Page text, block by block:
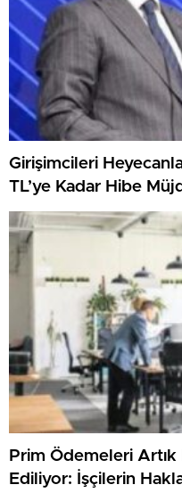
Girişimcileri
TL’ye Kadar Hibe
Prim Ödemeleri Artık
Ediliyor: İşçilerin